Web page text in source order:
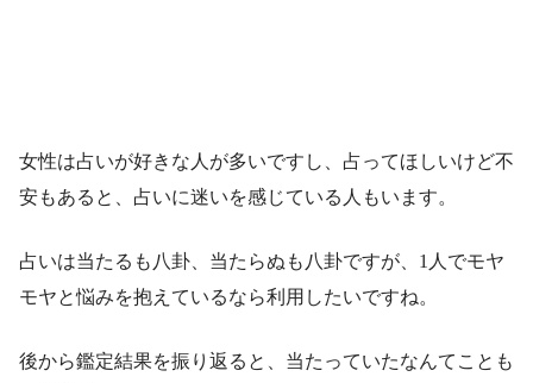
女性は占いが好きな人が多いですし、占ってほしいけど不
安もあると、占いに迷いを感じている人もいます。
占いは当たるも八卦、当たらぬも八卦ですが、1人でモヤ
モヤと悩みを抱えているなら利用したいですね。
後から鑑定結果を振り返ると、当たっていたなんてことも